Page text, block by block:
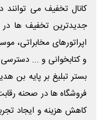
کانال تخفیف می توانند
جدیدترین تخفیف ها در
اپراتورهای مخابراتی،
و کتابخوانی و ... دسترسی
بستر تبلیغ بر پایه بن
فروشگاه ها در صحنه
کاهش هزینه و ایجاد